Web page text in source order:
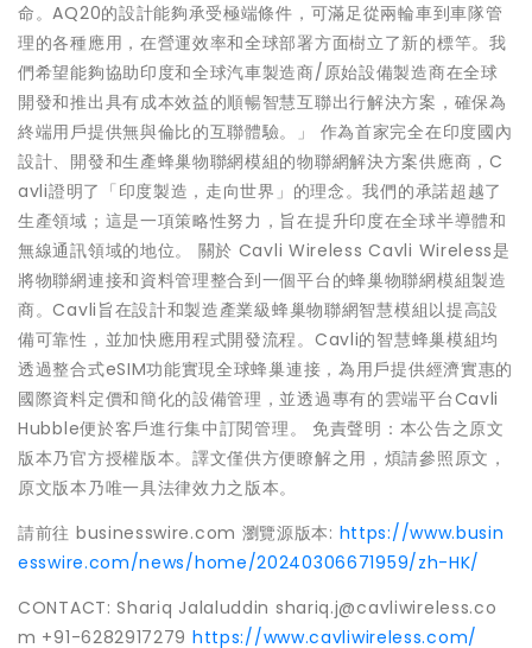
命。AQ20的設計能夠承受極端條件，可滿足從兩輪車到車隊管
理的各種應用，在營運效率和全球部署方面樹立了新的標竿。我
們希望能夠協助印度和全球汽車製造商/原始設備製造商在全球
開發和推出具有成本效益的順暢智慧互聯出行解決方案，確保為
終端用戶提供無與倫比的互聯體驗。」 作為首家完全在印度國內
設計、開發和生產蜂巢物聯網模組的物聯網解決方案供應商，C
avli證明了「印度製造，走向世界」的理念。我們的承諾超越了
生產領域；這是一項策略性努力，旨在提升印度在全球半導體和
無線通訊領域的地位。 關於 Cavli Wireless Cavli Wireless是
將物聯網連接和資料管理整合到一個平台的蜂巢物聯網模組製造
商。Cavli旨在設計和製造產業級蜂巢物聯網智慧模組以提高設
備可靠性，並加快應用程式開發流程。Cavli的智慧蜂巢模組均
透過整合式eSIM功能實現全球蜂巢連接，為用戶提供經濟實惠的
國際資料定價和簡化的設備管理，並透過專有的雲端平台Cavli
Hubble便於客戶進行集中訂閱管理。 免責聲明：本公告之原文
版本乃官方授權版本。譯文僅供方便瞭解之用，煩請參照原文，
原文版本乃唯一具法律效力之版本。
請前往 businesswire.com 瀏覽源版本: https://www.busin
esswire.com/news/home/20240306671959/zh-HK/
CONTACT: Shariq Jalaluddin shariq.j@cavliwireless.co
m +91-6282917279 https://www.cavliwireless.com/